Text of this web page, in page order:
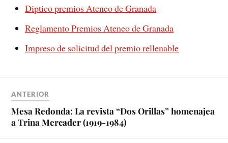
Diptico premios Ateneo de Granada
Reglamento Premios Ateneo de Granada
Impreso de solicitud del premio rellenable
ANTERIOR
Mesa Redonda: La revista “Dos Orillas” homenajea
a Trina Mercader (1919-1984)